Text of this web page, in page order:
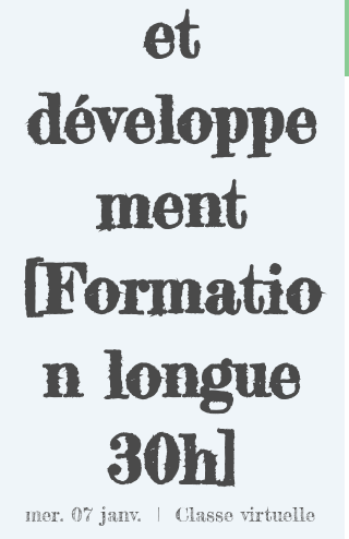
et
développe
ment
[Formatio
n longue
30h]
mer. 07 janv.
  |
Classe virtuelle